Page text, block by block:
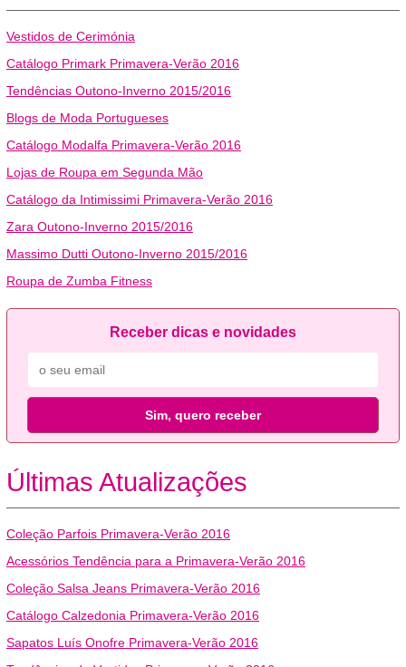
Vestidos de Cerimónia
Catálogo Primark Primavera-Verão 2016
Tendências Outono-Inverno 2015/2016
Blogs de Moda Portugueses
Catálogo Modalfa Primavera-Verão 2016
Lojas de Roupa em Segunda Mão
Catálogo da Intimissimi Primavera-Verão 2016
Zara Outono-Inverno 2015/2016
Massimo Dutti Outono-Inverno 2015/2016
Roupa de Zumba Fitness
Receber dicas e novidades
Sim, quero receber
Últimas Atualizações
Coleção Parfois Primavera-Verão 2016
Acessórios Tendência para a Primavera-Verão 2016
Coleção Salsa Jeans Primavera-Verão 2016
Catálogo Calzedonia Primavera-Verão 2016
Sapatos Luís Onofre Primavera-Verão 2016